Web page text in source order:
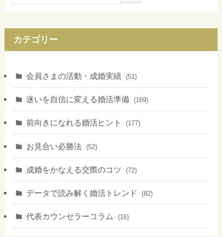
カテゴリー
会員さまの活動・成婚実績 (51)
迷いを自信に変える婚活準備 (169)
前向きになれる婚活ヒント (177)
お見合い必勝法 (52)
成婚をかなえる交際のコツ (72)
データで読み解く婚活トレンド (82)
代表カウンセラーコラム (16)